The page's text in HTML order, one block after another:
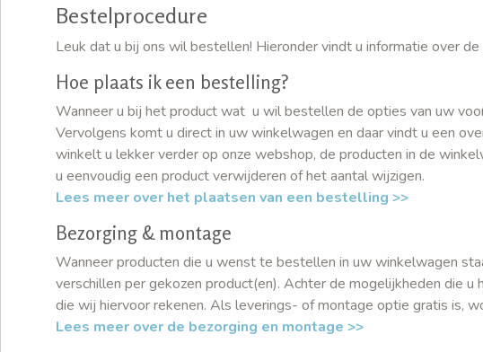
Bestelprocedure
Leuk dat u bij ons wil bestellen! Hieronder vindt u informatie over
Hoe plaats ik een bestelling?
Wanneer u bij het product wat u wil bestellen de opties van uw
Vervolgens komt u direct in uw winkelwagen en daar vindt u een
winkelt u lekker verder op onze webshop, de producten in de
u eenvoudig een product verwijderen of het aantal wijzigen.
Lees meer over het plaatsen van een bestelling >>
Bezorging & montage
Wanneer producten die u wenst te bestellen in uw winkelwagen
verschillen per gekozen product(en). Achter de mogelijkheden
die wij hiervoor rekenen. Als leverings- of montage optie gratis is,
Lees meer over de bezorging en montage >>